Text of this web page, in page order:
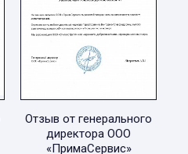
Отзыв от генерального
директора ООО
«ПримаСервис»